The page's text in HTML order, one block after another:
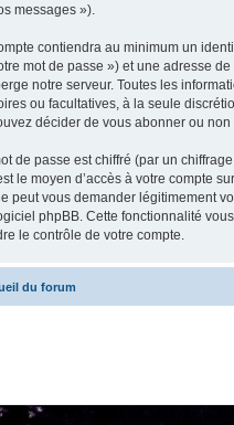
messages »).
contiendra au minimum un
mot de passe ») et une adresse
notre serveur. Toutes les
ou facultatives, à la seule
décider de vous abonner ou
de passe est chiffré (par un
le moyen d’accès à votre compte
peut vous demander légitimement
phpBB. Cette fonctionnalité
le contrôle de votre compte.
du forum